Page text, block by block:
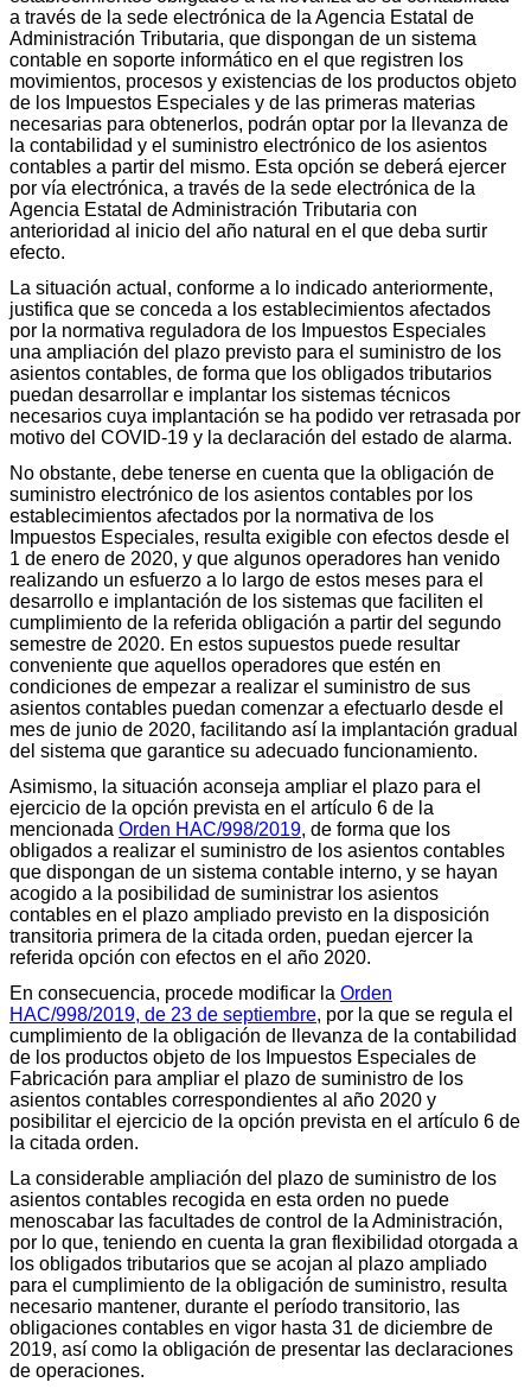
a través de la sede electrónica de la Agencia Estatal de
Administración Tributaria, que dispongan de un sistema
contable en soporte informático en el que registren los
movimientos, procesos y existencias de los productos objeto
de los Impuestos Especiales y de las primeras materias
necesarias para obtenerlos, podrán optar por la llevanza de
la contabilidad y el suministro electrónico de los asientos
contables a partir del mismo. Esta opción se deberá ejercer
por vía electrónica, a través de la sede electrónica de la
Agencia Estatal de Administración Tributaria con
anterioridad al inicio del año natural en el que deba surtir
efecto.
La situación actual, conforme a lo indicado anteriormente,
justifica que se conceda a los establecimientos afectados
por la normativa reguladora de los Impuestos Especiales
una ampliación del plazo previsto para el suministro de los
asientos contables, de forma que los obligados tributarios
puedan desarrollar e implantar los sistemas técnicos
necesarios cuya implantación se ha podido ver retrasada por
motivo del COVID-19 y la declaración del estado de alarma.
No obstante, debe tenerse en cuenta que la obligación de
suministro electrónico de los asientos contables por los
establecimientos afectados por la normativa de los
Impuestos Especiales, resulta exigible con efectos desde el
1 de enero de 2020, y que algunos operadores han venido
realizando un esfuerzo a lo largo de estos meses para el
desarrollo e implantación de los sistemas que faciliten el
cumplimiento de la referida obligación a partir del segundo
semestre de 2020. En estos supuestos puede resultar
conveniente que aquellos operadores que estén en
condiciones de empezar a realizar el suministro de sus
asientos contables puedan comenzar a efectuarlo desde el
mes de junio de 2020, facilitando así la implantación gradual
del sistema que garantice su adecuado funcionamiento.
Asimismo, la situación aconseja ampliar el plazo para el
ejercicio de la opción prevista en el artículo 6 de la
mencionada Orden HAC/998/2019, de forma que los
obligados a realizar el suministro de los asientos contables
que dispongan de un sistema contable interno, y se hayan
acogido a la posibilidad de suministrar los asientos
contables en el plazo ampliado previsto en la disposición
transitoria primera de la citada orden, puedan ejercer la
referida opción con efectos en el año 2020.
En consecuencia, procede modificar la Orden
HAC/998/2019, de 23 de septiembre, por la que se regula el
cumplimiento de la obligación de llevanza de la contabilidad
de los productos objeto de los Impuestos Especiales de
Fabricación para ampliar el plazo de suministro de los
asientos contables correspondientes al año 2020 y
posibilitar el ejercicio de la opción prevista en el artículo 6 de
la citada orden.
La considerable ampliación del plazo de suministro de los
asientos contables recogida en esta orden no puede
menoscabar las facultades de control de la Administración,
por lo que, teniendo en cuenta la gran flexibilidad otorgada a
los obligados tributarios que se acojan al plazo ampliado
para el cumplimiento de la obligación de suministro, resulta
necesario mantener, durante el período transitorio, las
obligaciones contables en vigor hasta 31 de diciembre de
2019, así como la obligación de presentar las declaraciones
de operaciones.